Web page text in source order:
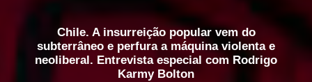
Chile. A insurreição popular vem do
subterrâneo e perfura a máquina violenta e
neoliberal. Entrevista especial com Rodrigo
Karmy Bolton